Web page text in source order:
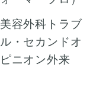
美容外科トラブ
ル・セカンドオ
ピニオン外来